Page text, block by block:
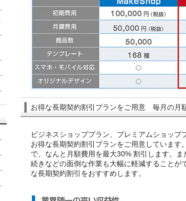
お得な長期契約割引プランをご用意 毎月の月
ビジネスショッププラン、プレミアムショッ
お得な長期契約割引プランをご用意しています
で、なんと月額費用を最大30% 割引します。
続きなどの面倒な作業も大幅に軽減することが
な長期契約割引をおすすめします。